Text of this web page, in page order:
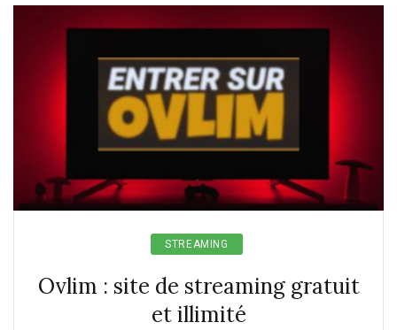
STREAMING
Ovlim : site de streaming gratuit
et illimité